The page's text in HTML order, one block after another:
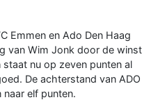
Emmen en Ado Den Haag
van Wim Jonk door de winst
staat nu op zeven punten al
De achterstand van ADO
elf punten.